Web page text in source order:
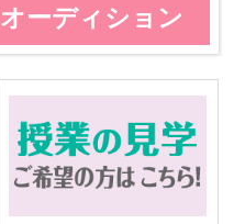
ーディション